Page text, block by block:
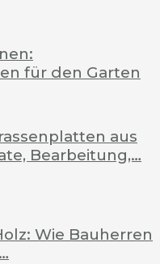
für den Garten
aus
Bearbeitung,…
Wie Bauherren